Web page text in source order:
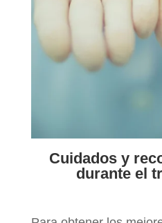
Cuidados y
durante el